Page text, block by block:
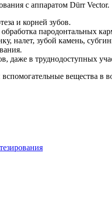
с аппаратом Dürr Vector.
и корней зубов.
пародонтальных
налет, зубой камень,
даже в труднодоступных
вещества в